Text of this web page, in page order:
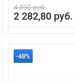
4 390 руб.
2 282,80 руб.
-48%